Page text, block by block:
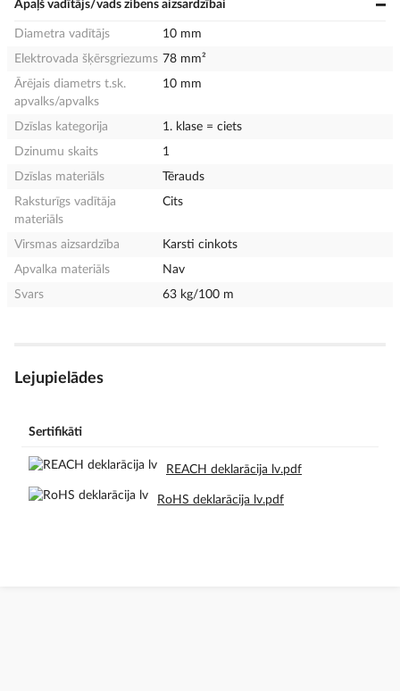
Apaļš vadītājs/vads zibens aizsardzībai
Diametra vadītājs
10 mm
Elektrovada šķērsgriezums 78 mm²
Ārējais diametrs t.sk.
apvalks/apvalks
10 mm
Dzīslas kategorija
1. klase = ciets
Dzinumu skaits
1
Dzīslas materiāls
Tērauds
Raksturīgs vadītāja
materiāls
Cits
Virsmas aizsardzība
Karsti cinkots
Apvalka materiāls
Nav
Svars
63 kg/100 m
Lejupielādes
Sertifikāti
REACH deklarācija lv.pdf
RoHS deklarācija lv.pdf